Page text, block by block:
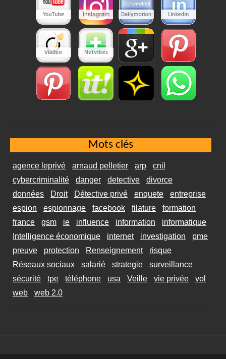
Mots clés
agence leprivé arnaud pelletier arp
cnil
cybercriminalité
danger detective
divorce
données
Droit Détective privé enquete
entreprise
espion
espionnage facebook filature
formation
france
gsm ie influence information
informatique
Intelligence économique
internet investigation
pme
preuve
protection Renseignement
risque
Réseaux sociaux
salarié strategie
surveillance
sécurité
tpe téléphone usa Veille vie privée
vol
web
web 2.0